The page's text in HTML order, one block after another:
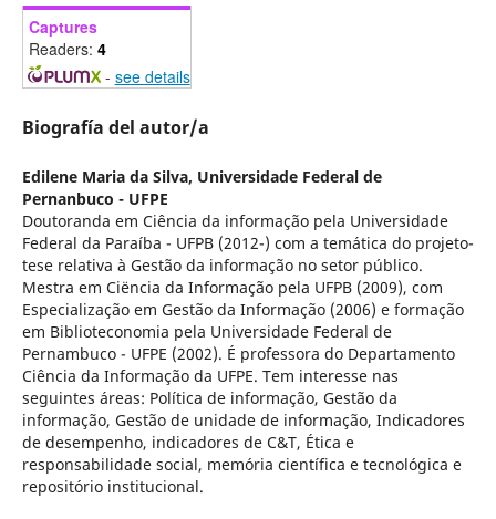
Captures
Readers: 4
- see details
Biografía del autor/a
Edilene Maria da Silva, Universidade Federal de
Pernanbuco - UFPE
Doutoranda em Ciência da informação pela Universidade
Federal da Paraíba - UFPB (2012-) com a temática do projeto-
tese relativa à Gestão da informação no setor público.
Mestra em Ciëncia da Informação pela UFPB (2009), com
Especialização em Gestão da Informação (2006) e formação
em Biblioteconomia pela Universidade Federal de
Pernambuco - UFPE (2002). É professora do Departamento
Ciência da Informação da UFPE. Tem interesse nas
seguintes áreas: Política de informação, Gestão da
informação, Gestão de unidade de informação, Indicadores
de desempenho, indicadores de C&T, Ética e
responsabilidade social, memória científica e tecnológica e
repositório institucional.